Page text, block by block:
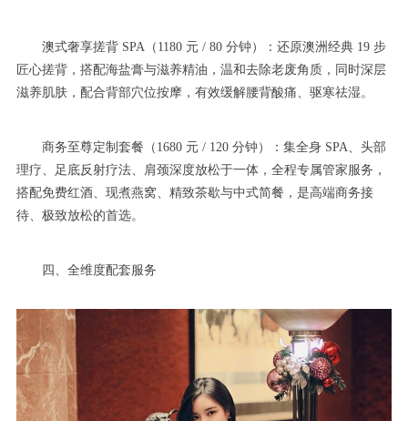
澳式奢享搓背 SPA（1180 元 / 80 分钟）：还原澳洲经典 19 步
匠心搓背，搭配海盐膏与滋养精油，温和去除老废角质，同时深层
滋养肌肤，配合背部穴位按摩，有效缓解腰背酸痛、驱寒祛湿。
商务至尊定制套餐（1680 元 / 120 分钟）：集全身 SPA、头部
理疗、足底反射疗法、肩颈深度放松于一体，全程专属管家服务，
搭配免费红酒、现煮燕窝、精致茶歇与中式简餐，是高端商务接
待、极致放松的首选。
四、全维度配套服务